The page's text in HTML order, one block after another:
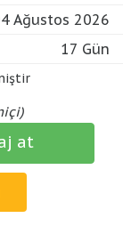
Ağustos 2026
17 Gün
at